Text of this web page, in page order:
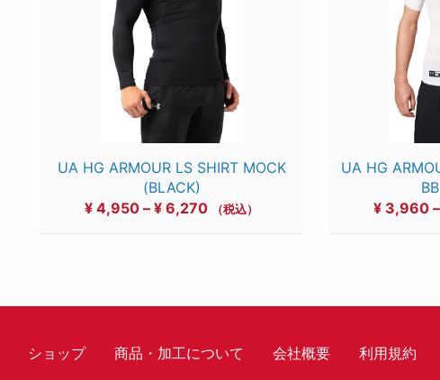
UA HG ARMOUR LS SHIRT MOCK
(BLACK)
¥ 4,950 – ¥ 6,270価（税込）
UA HG
¥3,960 –
ショップ 商品・加工について 会社概要 利用規約